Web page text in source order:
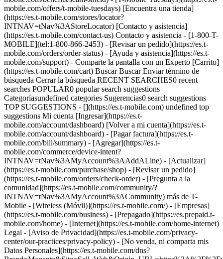
mobile.com/offers/t-mobile-tuesdays) [Encuentra una tienda]
(https://es.t-mobile.com/stores/locator?
INTNAV=tNav%3AStoreLocator) [Contacto y asistencia]
(https://es.t-mobile.com/contact-us) Contacto y asistencia - [1-800-T-
MOBILE](tel:1-800-866-2453) - [Revisar un pedido](https://es.t-
mobile.com/orders/order-status) - [Ayuda y asistencia](https://es.t-
mobile.com/support) - Comparte la pantalla con un Experto [Carrito]
(https://es.t-mobile.com/cart) Buscar Buscar Enviar término de
búsqueda Cerrar la búsqueda RECENT SEARCHES0 recent
searches POPULAR0 popular search suggestions
Categoríasundefined categories Sugerencias0 search suggestions
TOP SUGGESTIONS - [](https://es.t-mobile.com) undefined top
suggestions Mi cuenta [Ingresar](https://es.t-
mobile.com/account/dashboard) [Volver a mi cuenta](https://es.t-
mobile.com/account/dashboard) - [Pagar factura](https://es.t-
mobile.com/bill/summary) - [Agregar](https://es.t-
mobile.com/commerce/device-intent?
INTNAV=tNav%3AMyAccount%3AAddALine) - [Actualizar]
(https://es.t-mobile.com/purchase/shop) - [Revisar un pedido]
(https://es.t-mobile.com/orders/check-order) - [Pregunta a la
comunidad](https://es.t-mobile.com/community/?
INTNAV=tNav%3AMyAccount%3ACommunity) más de T-
Mobile - [Wireless (Móvil)](https://es.t-mobile.com/) - [Empresas]
(https://es.t-mobile.com/business) - [Prepagado](https://es.prepaid.t-
mobile.com/home) - [Internet](https://es.t-mobile.com/home-internet)
Legal - [Aviso de Privacidad](https://es.t-mobile.com/privacy-
center/our-practices/privacy-policy) - [No venda, ni comparta mis
Datos Personales](https://es.t-mobile.com/dns?